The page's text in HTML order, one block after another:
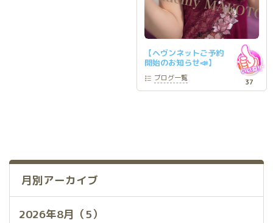
【ヘヴンネットご予約
開始のお知らせ📣】
ブログ一覧 37
月別アーカイブ
2026年8月（5）